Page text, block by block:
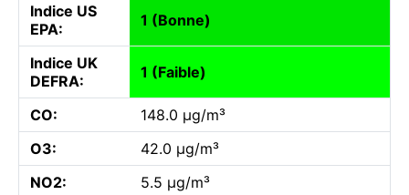
Indice US
EPA:
1 (Bonne)
Indice UK
DEFRA:
1 (Faible)
CO:
148.0 µg/m³
O3:
42.0 µg/m³
NO2:
5.5 µg/m³